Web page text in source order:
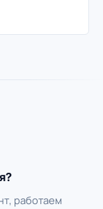
работаем